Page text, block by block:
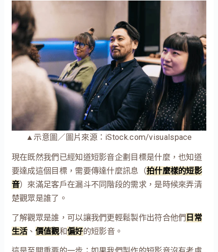
▲示意圖／圖片來源：iStock.com/visualspace
現在既然我們已經知道短影音企劃目標是什麼，也知道
要達成這個目標，需要傳達什麼訊息（拍什麼樣的短影
音）來滿足客戶在漏斗不同階段的需求，是時候來弄清
楚觀眾是誰了。
了解觀眾是誰，可以讓我們更輕鬆製作出符合他們 日常
生活、 價值觀和偏好的短影音。